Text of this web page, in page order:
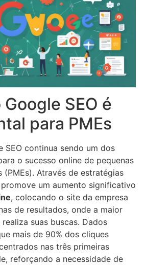
SEO é
para PMEs
SEO continua sendo um dos
o sucesso online de pequenas
(PMEs). Através de estratégias
um aumento significativo
, colocando o site da empresa
de resultados, onde a maior
suas buscas. Dados
mais de 90% dos cliques
nas três primeiras
reforçando a necessidade de